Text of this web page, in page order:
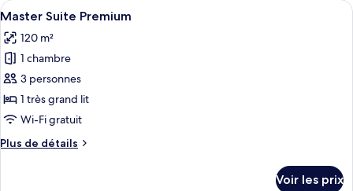
King
Bed
de
Master
Suite,
King
Bed
Afficher
toutes
les
photos
pour
ce
type
chambre :
Une chambre d’hôtel avec un grand
6
Master Suite Premium
120 m²
1 chambre
3 personnes
1 très grand lit
Wi-Fi gratuit
Plus de détails
Plus
Voir les prix